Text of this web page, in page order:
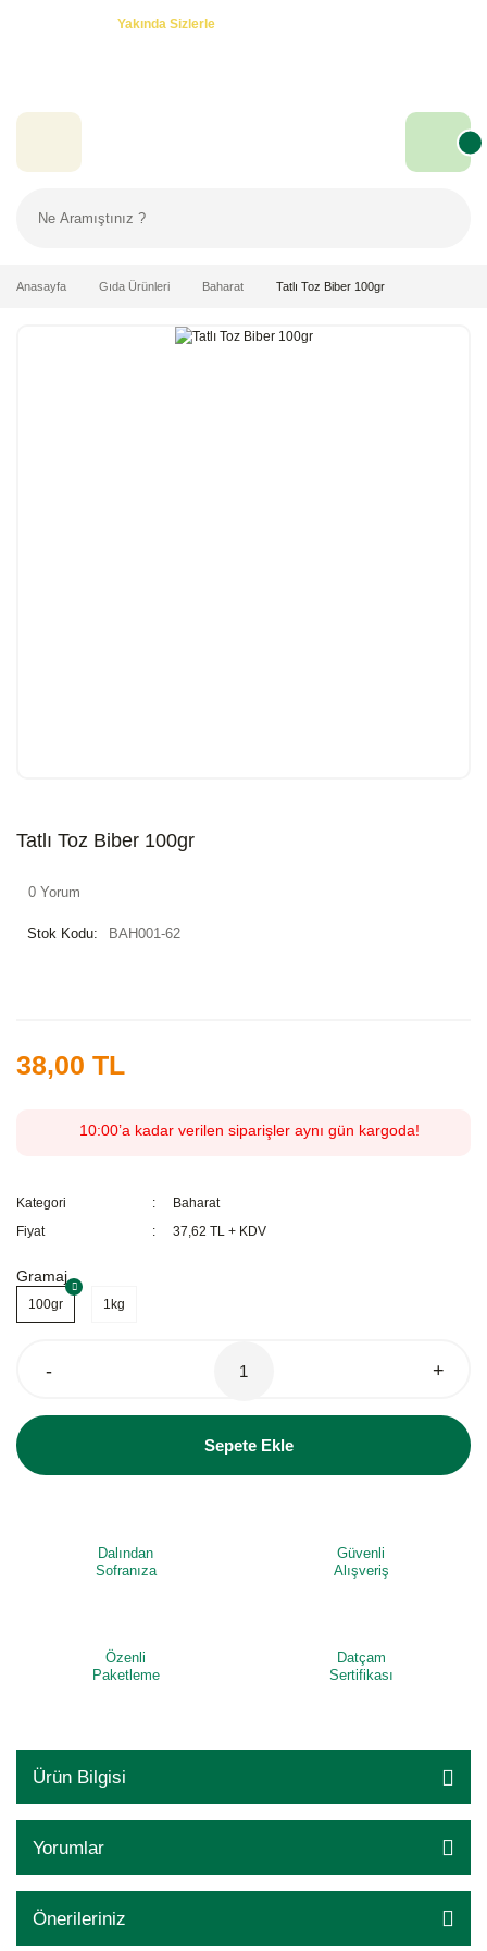
Yakında Sizlerle
Anasayfa Gıda Ürünleri Baharat Tatlı Toz Biber 100gr
Tatlı Toz Biber 100gr
0 Yorum
Stok Kodu: BAH001-62
38,00 TL
10:00’a kadar verilen siparişler aynı gün kargoda!
Kategori
Baharat
Fiyat
37,62 TL + KDV
Gramaj
100gr 1kg
- +
Sepete Ekle
Dalından
Sofranıza
Güvenli
Alışveriş
Özenli
Paketleme
Datçam
Sertifikası
Ürün Bilgisi
Yorumlar
Önerileriniz